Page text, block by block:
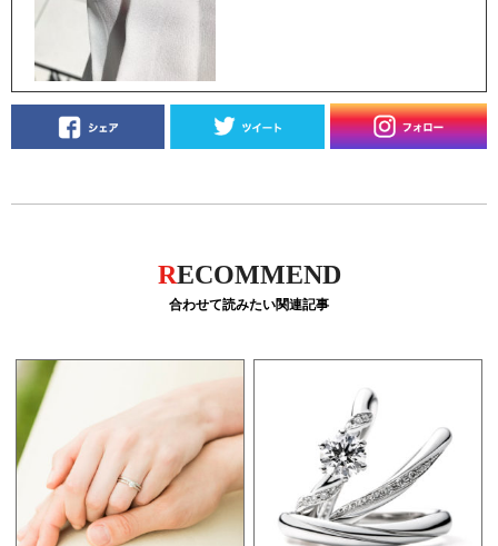
RECOMMEND
合わせて読みたい関連記事